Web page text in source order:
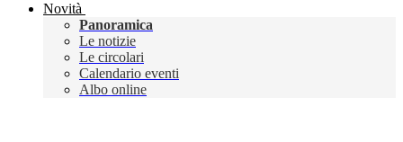
Novità
Panoramica
Le notizie
Le circolari
Calendario eventi
Albo online